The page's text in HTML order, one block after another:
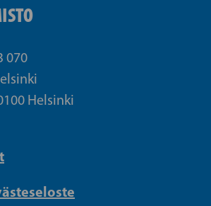
070
Helsinki